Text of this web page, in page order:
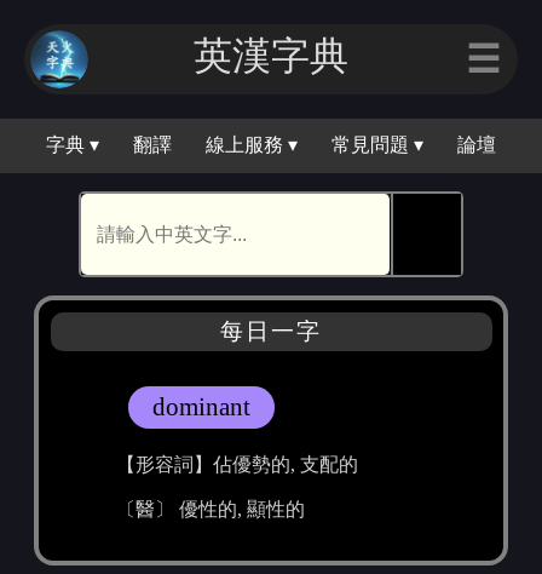
英漢字典 ☰
字典 ▾ 翻譯 線上服務 ▾ 常見問題 ▾ 論壇
每日一字
dominant
【形容詞】佔優勢的, 支配的
〔醫〕 優性的, 顯性的